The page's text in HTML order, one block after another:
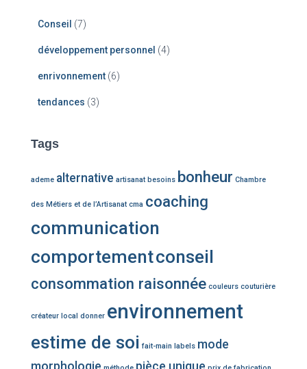
Conseil (7)
développement personnel (4)
enrivonnement (6)
tendances (3)
Tags
ademe alternative artisanat besoins bonheur Chambre
des Métiers et de l’Artisanat cma coaching
communication
comportementconseil
consommation raisonnée couleurs couturière
créateur local donner environnement
estime de soi fait-main labels mode
morphologie
pièce unique